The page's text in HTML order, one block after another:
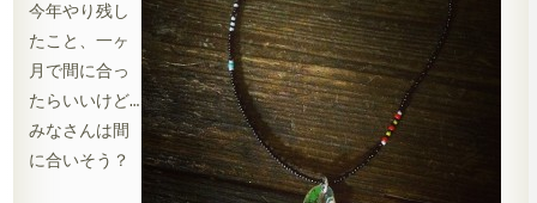
今年やり残し
たこと、一ヶ
月で間に合っ
たらいいけど…
みなさんは間
に合いそう？